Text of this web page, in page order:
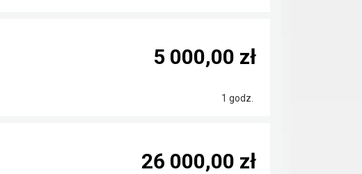
1 godz.
5 000,00 zł
26 000,00 zł